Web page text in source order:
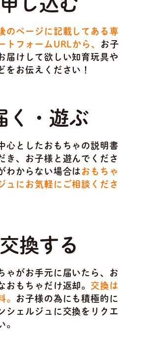
のページに記載してある専
トフォームURLから、
お子
届けして欲しい知育玩具や
をお伝えください！
く・遊ぶ
心としたおもちゃの説明書
き、お子様と遊んでくださ
わからない場合は おもちゃ
ュにお気軽にご相談くださ
交換する
ゃがお手元に届いたら、お
おもちゃだけ返却。 交換は
。
お子様の為にも積極的に
シェルジュに交換をリクエ
。